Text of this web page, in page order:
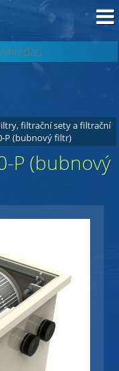
filtrační sety a filtrační
P (bubnový filtr)
P (bubnový